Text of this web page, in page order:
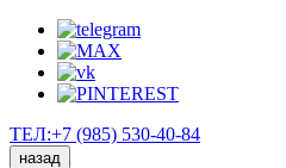
ТЕЛ:+7 (985) 530-40-84
назад